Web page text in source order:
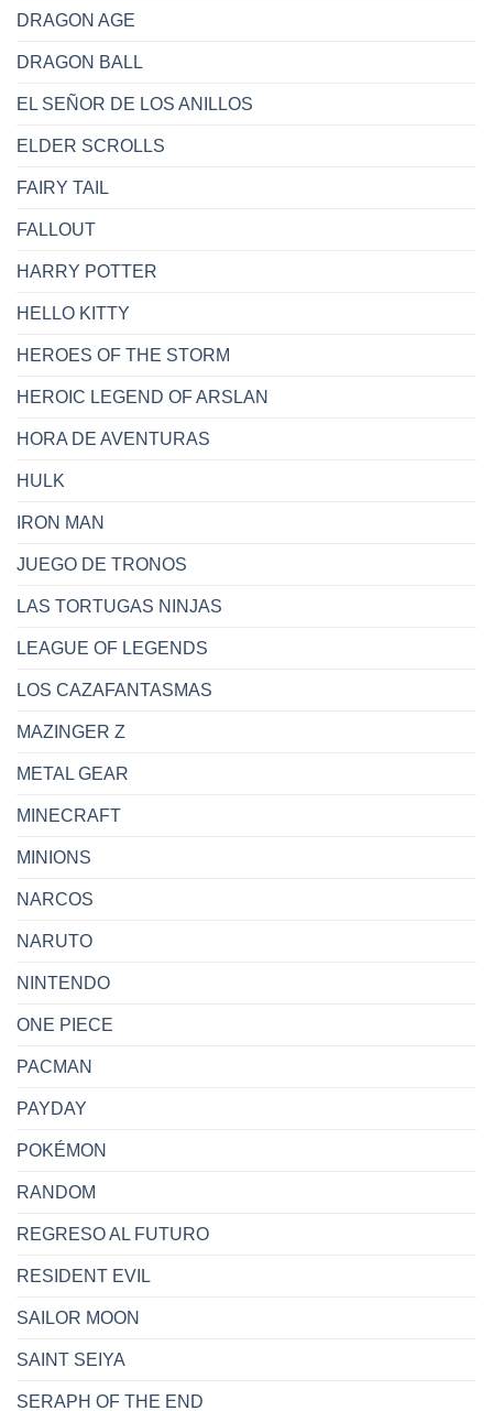
DRAGON AGE
DRAGON BALL
EL SEÑOR DE LOS ANILLOS
ELDER SCROLLS
FAIRY TAIL
FALLOUT
HARRY POTTER
HELLO KITTY
HEROES OF THE STORM
HEROIC LEGEND OF ARSLAN
HORA DE AVENTURAS
HULK
IRON MAN
JUEGO DE TRONOS
LAS TORTUGAS NINJAS
LEAGUE OF LEGENDS
LOS CAZAFANTASMAS
MAZINGER Z
METAL GEAR
MINECRAFT
MINIONS
NARCOS
NARUTO
NINTENDO
ONE PIECE
PACMAN
PAYDAY
POKÉMON
RANDOM
REGRESO AL FUTURO
RESIDENT EVIL
SAILOR MOON
SAINT SEIYA
SERAPH OF THE END